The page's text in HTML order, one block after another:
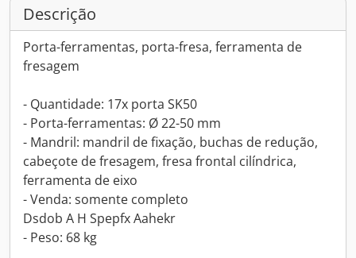
Descrição
Porta-ferramentas, porta-fresa, ferramenta de
fresagem
- Quantidade: 17x porta SK50
- Porta-ferramentas: Ø 22-50 mm
- Mandril: mandril de fixação, buchas de redução,
cabeçote de fresagem, fresa frontal cilíndrica,
ferramenta de eixo
- Venda: somente completo
Dsdob A H Spepfx Aahekr
- Peso: 68 kg